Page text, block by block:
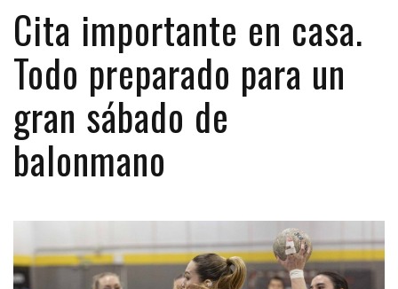
Cita importante en casa.
Todo preparado para un
gran sábado de
balonmano